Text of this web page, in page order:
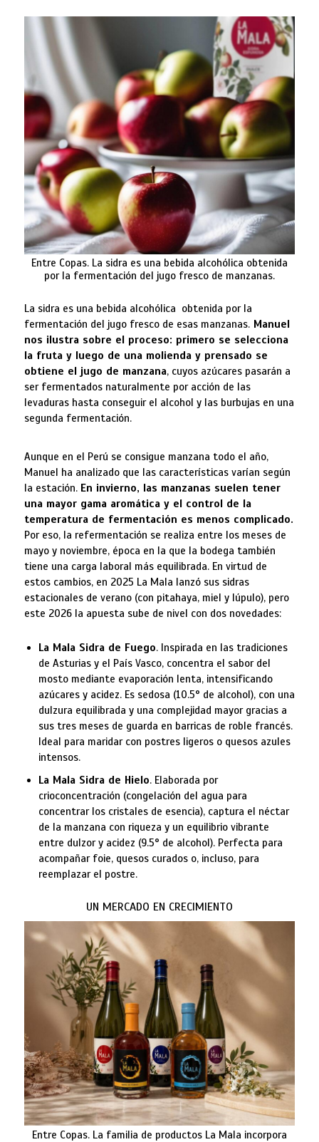
Entre Copas. La sidra es una bebida alcohólica obtenida
por la fermentación del jugo fresco de manzanas.
La sidra es una bebida alcohólica obtenida por la
fermentación del jugo fresco de esas manzanas.Manuel
nos ilustra sobre el proceso: primero se selecciona
la fruta y luego de una molienda y prensado se
obtiene el jugo de manzana, cuyos azúcares pasarán a
ser fermentados naturalmente por acción de las
levaduras hasta conseguir el alcohol y las burbujas en una
segunda fermentación.
Aunque en el Perú se consigue manzana todo el año,
Manuel ha analizado que las características varían según
la estación. En invierno, las manzanas suelen tener
una mayor gama aromática y el control de la
temperatura de fermentación es menos complicado.
Por eso, la refermentación se realiza entre los meses de
mayo y noviembre, época en la que la bodega también
tiene una carga laboral más equilibrada. En virtud de
estos cambios, en 2025 La Mala lanzó sus sidras
estacionales de verano (con pitahaya, miel y lúpulo), pero
este 2026 la apuesta sube de nivel con dos novedades:
La Mala Sidra de Fuego. Inspirada en las tradiciones
de Asturias y el País Vasco, concentra el sabor del
mosto mediante evaporación lenta, intensificando
azúcares y acidez. Es sedosa (10.5° de alcohol), con una
dulzura equilibrada y una complejidad mayor gracias a
sus tres meses de guarda en barricas de roble francés.
Ideal para maridar con postres ligeros o quesos azules
intensos.
La Mala Sidra de Hielo. Elaborada por
crioconcentración (congelación del agua para
concentrar los cristales de esencia), captura el néctar
de la manzana con riqueza y un equilibrio vibrante
entre dulzor y acidez (9.5° de alcohol). Perfecta para
acompañar foie, quesos curados o, incluso, para
reemplazar el postre.
UN MERCADO EN CRECIMIENTO
Entre Copas. La familia de productos La Mala incorpora